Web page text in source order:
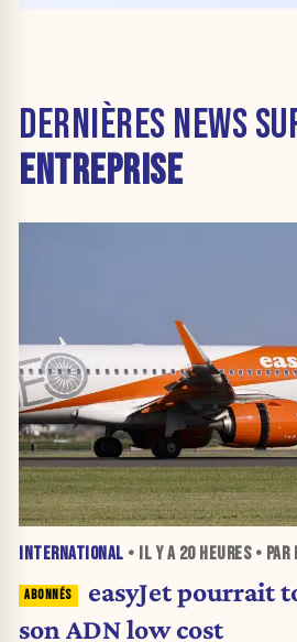
DERNIÈRES NEWS
ENTREPRISE
INTERNATIONAL • IL Y A 20 HEURES• PAR
easyJet pourrait
son ADN low cost